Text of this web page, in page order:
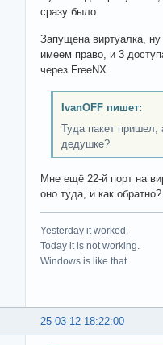
сразу было.
Запущена виртуалка,
имеем право, и 3
через FreeNX.
IvanOFF пишет:
Туда пакет пришел,
дедушке?
Мне ещё 22-й порт на
оно туда, и как обратно?
Yesterday it worked.
Today it is not working.
Windows is like that.
25-03-12 18:22:00